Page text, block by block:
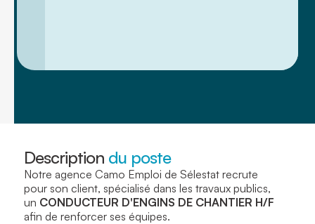
Description du poste
Notre agence Camo Emploi de Sélestat recrute
pour son client, spécialisé dans les travaux publics,
un CONDUCTEUR D'ENGINS DE CHANTIER H/F
afin de renforcer ses équipes.